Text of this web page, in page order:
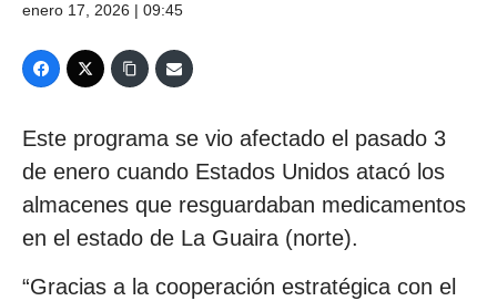
enero 17, 2026 | 09:45
Este programa se vio afectado el pasado 3
de enero cuando Estados Unidos atacó los
almacenes que resguardaban medicamentos
en el estado de La Guaira (norte).
“Gracias a la cooperación estratégica con el